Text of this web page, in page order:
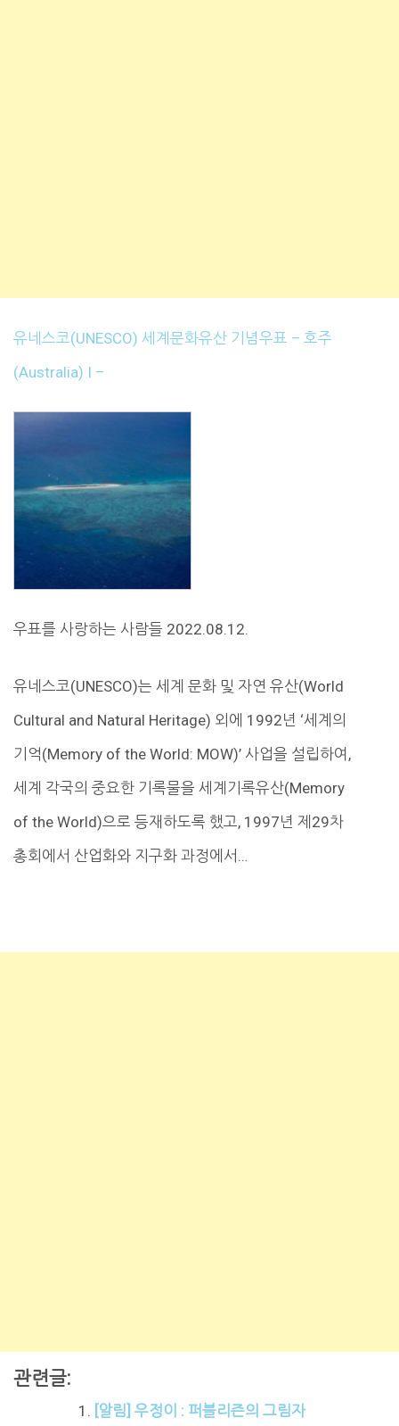
유네스코(UNESCO) 세계문화유산 기념우표 – 호주
(Australia) I –
우표를 사랑하는 사람들 2022.08.12.
유네스코(UNESCO)는 세계 문화 및 자연 유산(World
Cultural and Natural Heritage) 외에 1992년 ‘세계의
기억(Memory of the World: MOW)’ 사업을 설립하여,
세계 각국의 중요한 기록물을 세계기록유산(Memory
of the World)으로 등재하도록 했고, 1997년 제29차
총회에서 산업화와 지구화 과정에서…
관련글:
[알림] 우정이 : 퍼블리즌의 그림자